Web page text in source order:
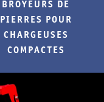
BROYEURS DE
PIERRES POUR
CHARGEUSES
COMPACTES